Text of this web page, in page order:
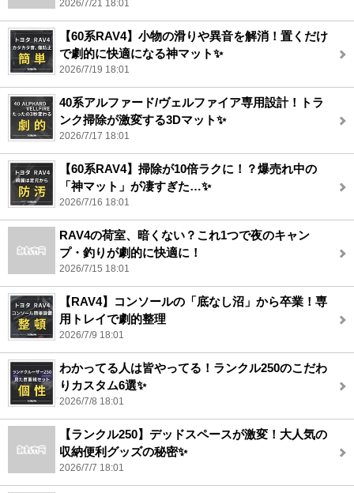
2026/7/21 18:01
【60系RAV4】小物の滑りや異音を解消！置くだけ
で劇的に快適になる神マット✨
2026/7/19 18:01
40系アルファード/ヴェルファイア専用設計！トラ
ンク掃除が激変する3Dマット✨
2026/7/17 18:01
【60系RAV4】掃除が10倍ラクに！？爆売れ中の
「神マット」が凄すぎた…✨
2026/7/16 18:01
RAV4の荷室、暗くない？これ1つで夜のキャン
プ・釣りが劇的に快適に！
2026/7/15 18:01
【RAV4】コンソールの「底なし沼」から卒業！専
用トレイで劇的整理
2026/7/9 18:01
わかってる人は皆やってる！ランクル250のこだわ
りカスタム6選✨
2026/7/8 18:01
【ランクル250】デッドスペースが激変！大人気の
収納便利グッズの秘密✨
2026/7/7 18:01